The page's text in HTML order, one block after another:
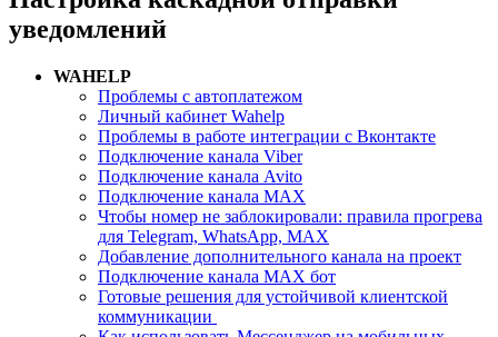
уведомлений
WAHELP
Проблемы с автоплатежом
Личный кабинет Wahelp
Проблемы в работе интеграции с Вконтакте
Подключение канала Viber
Подключение канала Avito
Подключение канала MAX
Чтобы номер не заблокировали: правила прогрева
для Telegram, WhatsApp, MAX
Добавление дополнительного канала на проект
Подключение канала MAX бот
Готовые решения для устойчивой клиентской
коммуникации